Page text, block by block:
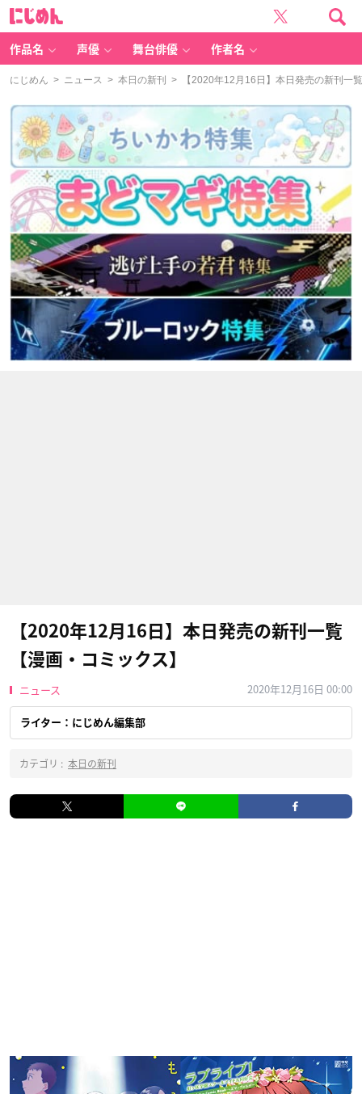
作品名 声優 舞台俳優 作者名
にじめん > ニュース > 本日の新刊 > 【2020年12月16日】本日発売の新刊一
【2020年12月16日】本日発売の新刊一覧
【漫画・コミックス】
ニュース 2020年12月16日 00:00
ライター：にじめん編集部
カテゴリ : 本日の新刊